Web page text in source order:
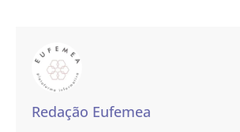
Redação Eufemea